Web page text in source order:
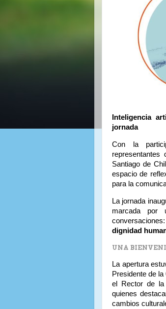
Inteligencia
jornada
Con la
Santiago de
espacio de
para la
La jornada
marcada por
conversaciones:
dignidad
UNA
La apertura
Presidente de
el Rector de la
quienes
cambios